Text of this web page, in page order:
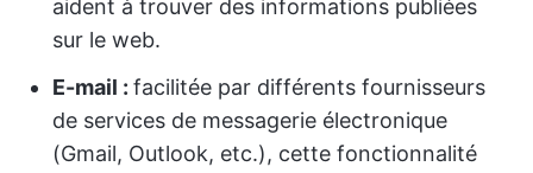
aident à trouver des informations publiées
sur le web.
E-mail : facilitée par différents fournisseurs
de services de messagerie électronique
(Gmail, Outlook, etc.), cette fonctionnalité